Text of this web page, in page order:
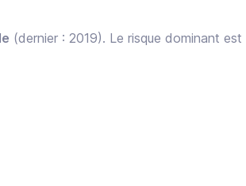
(dernier : 2019). Le risque dominant est